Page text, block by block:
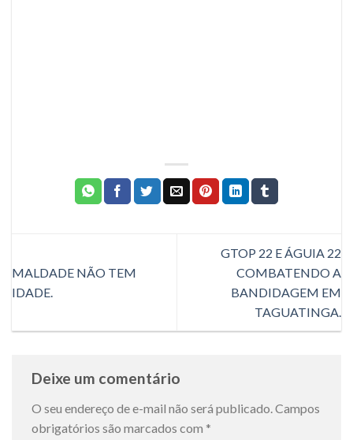
MALDADE NÃO TEM
IDADE.
GTOP 22 E ÁGUIA 22
COMBATENDO A
BANDIDAGEM EM
TAGUATINGA.
Deixe um comentário
O seu endereço de e-mail não será publicado.Campos
obrigatórios são marcados com *